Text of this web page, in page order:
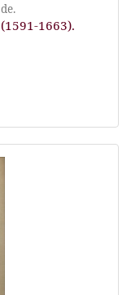
(1591-1663).